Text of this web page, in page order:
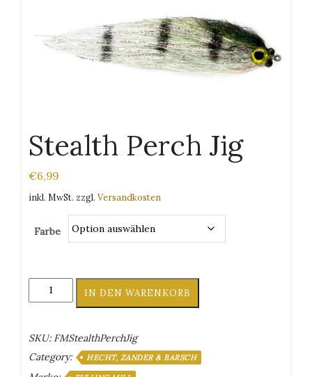
Stealth Perch Jig
€6,99
inkl. MwSt. zzgl. Versandkosten
Farbe
Stealth
IN DEN WARENKORB
SKU: FMStealthPerchJig
Category:
HECHT, ZANDER & BARSCH